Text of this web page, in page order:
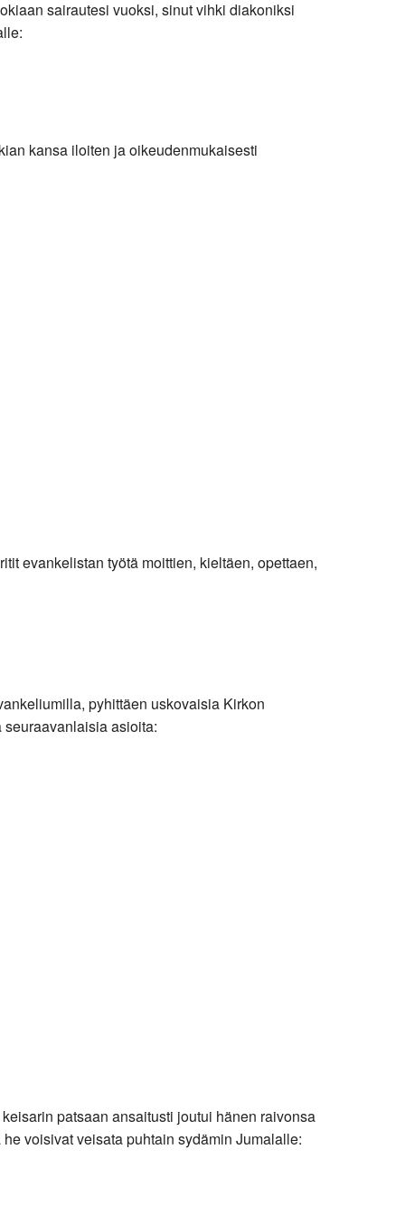
sairautesi vuoksi, sinut vihki diakoniksi
kansa iloiten ja oikeudenmukaisesti
evankelistan työtä moittien, kieltäen, opettaen,
pyhittäen uskovaisia Kirkon
asioita:
patsaan ansaitusti joutui hänen raivonsa
voisivat veisata puhtain sydämin Jumalalle: